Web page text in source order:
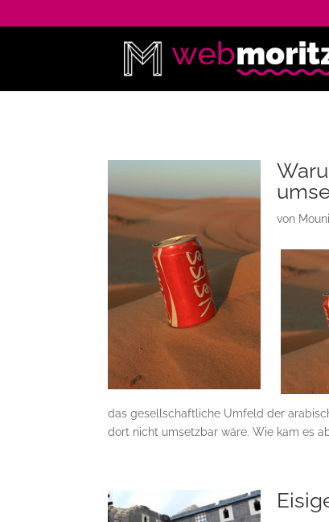
von
das gesellschaftliche Umfeld der
dort nicht umsetzbar wäre. Wie kam es